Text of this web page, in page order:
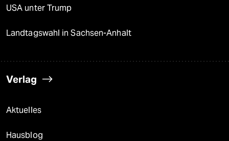
USA unter Trump
Landtagswahl in Sachsen-Anhalt
Verlag
Aktuelles
Hausblog